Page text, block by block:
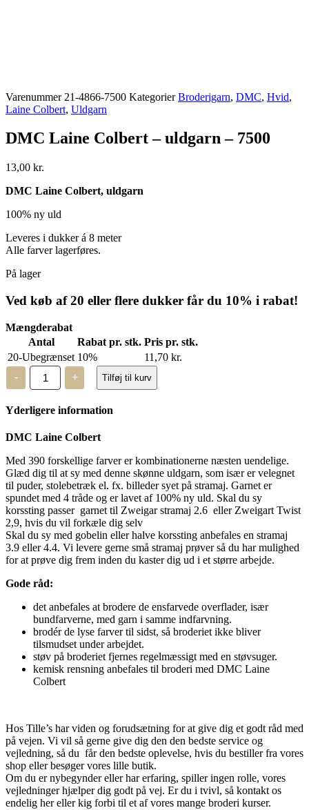
Varenummer 21-4866-7500 Kategorier Broderigarn, DMC, Hvid,
Laine Colbert, Uldgarn
DMC Laine Colbert – uldgarn – 7500
13,00 kr.
DMC Laine Colbert, uldgarn
100% ny uld
Leveres i dukker á 8 meter
Alle farver lagerføres.
På lager
Ved køb af 20 eller flere dukker får du 10% i rabat!
Mængderabat
Antal
Rabat pr. stk. Pris pr. stk.
20-Ubegrænset 10% 11,70 kr.
-
DMC
Laine
Colbert
uldgarn
7500
+ Tilføj til kurv
Yderligere information
DMC Laine Colbert
Med 390 forskellige farver er kombinationerne næsten uendelige.
Glæd dig til at sy med denne skønne uldgarn, som især er velegnet
til puder, stolebetræk el. fx. billeder syet på stramaj. Garnet er
spundet med 4 tråde og er lavet af 100% ny uld. Skal du sy
korssting passer garnet til Zweigar stramaj 2.6 eller Zweigart Twist
2,9, hvis du vil forkæle dig selv
Skal du sy med gobelin eller halve korssting anbefales en stramaj
3.9 eller 4.4. Vi levere gerne små stramaj prøver så du har mulighed
for at prøve dig frem inden du kaster dig ud i et større arbejde.
Gode råd:
det anbefales at brodere de ensfarvede overflader, især
bundfarverne, med garn i samme indfarvning.
brodér de lyse farver til sidst, så broderiet ikke bliver
tilsmudset under arbejdet.
støv på broderiet fjernes regelmæssigt med en støvsuger.
kemisk rensning anbefales til broderi med DMC Laine
Colbert
Hos Tille’s har viden og forudsætning for at give dig et godt råd med
på vejen. Vi vil så gerne give dig den den bedste service og
vejledning, så du får den bedste oplevelse, hvis du bestiller fra vores
shop eller besøger vores lille butik.
Om du er nybegynder eller har erfaring, spiller ingen rolle, vores
vejledninger hjælper dig godt på vej. Er du i tvivl, så kontakt os
endelig her eller kig forbi til et af vores mange broderi kurser.